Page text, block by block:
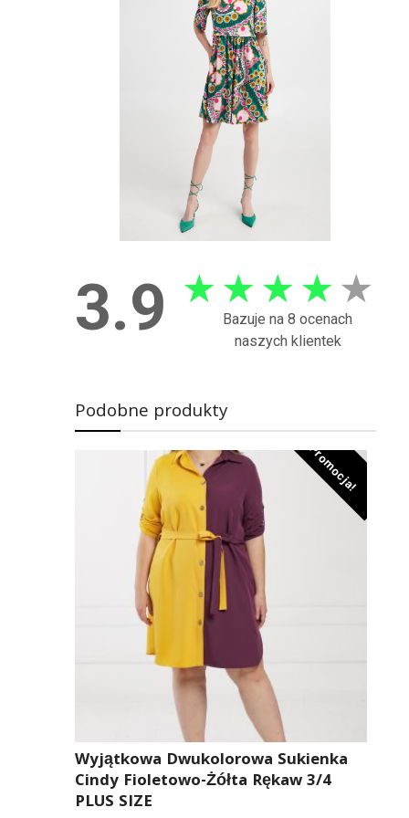
3.9 ★ ★ ★ ★ ★
Bazuje na 8 ocenach
naszych klientek
Podobne produkty
Promocja!
Wyjątkowa Dwukolorowa Sukienka
Cindy Fioletowo-Żółta Rękaw 3/4
PLUS SIZE